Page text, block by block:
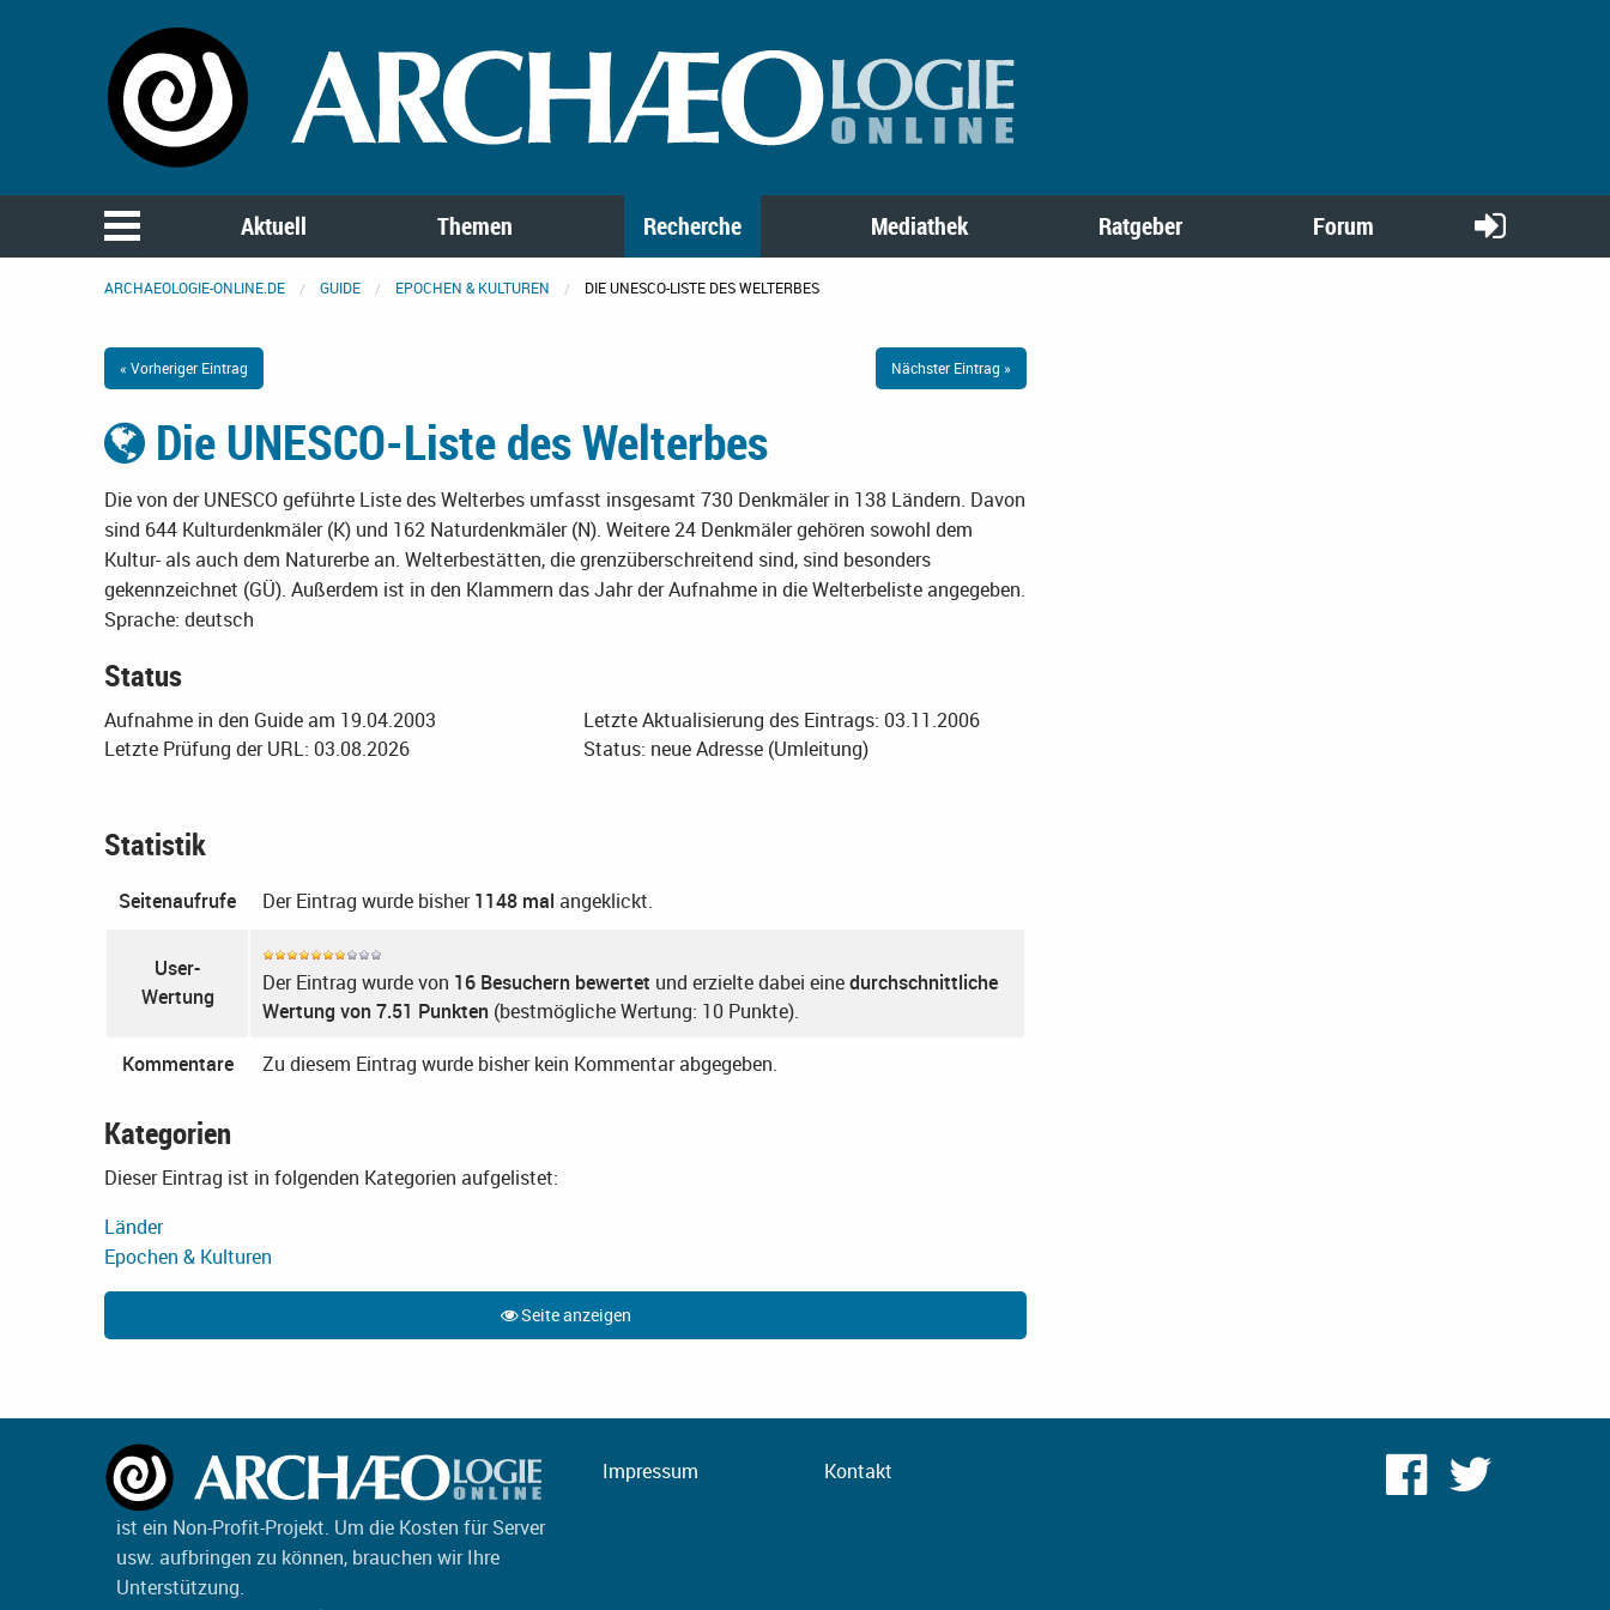
Aktuell Themen Recherche Mediathek Ratgeber Forum
ARCHAEOLOGIE-ONLINE.DE GUIDE EPOCHEN & KULTUREN DIE UNESCO-LISTE DES WELTERBES
« Vorheriger Eintrag Nächster Eintrag »
Die UNESCO-Liste des Welterbes
Die von der UNESCO geführte Liste des Welterbes umfasst insgesamt 730 Denkmäler in 138 Ländern. Davon
sind 644 Kulturdenkmäler (K) und 162 Naturdenkmäler (N). Weitere 24 Denkmäler gehören sowohl dem
Kultur- als auch dem Naturerbe an. Welterbestätten, die grenzüberschreitend sind, sind besonders
gekennzeichnet (GÜ). Außerdem ist in den Klammern das Jahr der Aufnahme in die Welterbeliste angegeben.
Sprache: deutsch
Status
Aufnahme in den Guide am 19.04.2003
Letzte Aktualisierung des Eintrags: 03.11.2006
Letzte Prüfung der URL: 03.08.2026
Status: neue Adresse (Umleitung)
Statistik
Seitenaufrufe Der Eintrag wurde bisher1148 mal angeklickt.
User-
Wertung
Der Eintrag wurde von 16 Besuchern bewertet und erzielte dabei einedurchschnittliche
Wertung von 7.51 Punkten (bestmögliche Wertung: 10 Punkte).
Kommentare
Zu diesem Eintrag wurde bisher kein Kommentar abgegeben.
Kategorien
Dieser Eintrag ist in folgenden Kategorien aufgelistet:
Länder
Epochen & Kulturen
Seite anzeigen
ist ein Non-Profit-Projekt. Um die Kosten für Server
usw. aufbringen zu können, brauchen wir Ihre
Unterstützung.
Impressum Kontakt